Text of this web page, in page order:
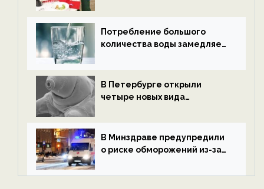
Потребление большого
количества воды замедляет
В Петербурге открыли
четыре новых вида
экологии на ECOportal
В Минздраве предупредили
о риске обморожений из-за
на ECOportal